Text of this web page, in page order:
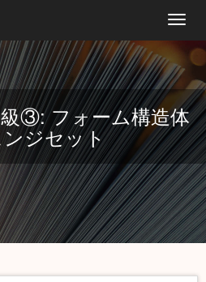
③: フォーム構造体
ジセット